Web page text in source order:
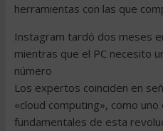
herramientas con las que
Instagram tardó dos meses
mientras que el PC necesito
número
Los expertos coinciden en
«cloud computing», como
fundamentales de esta